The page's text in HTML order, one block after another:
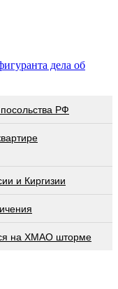
дела об
РФ
и Киргизии
на ХМАО шторме